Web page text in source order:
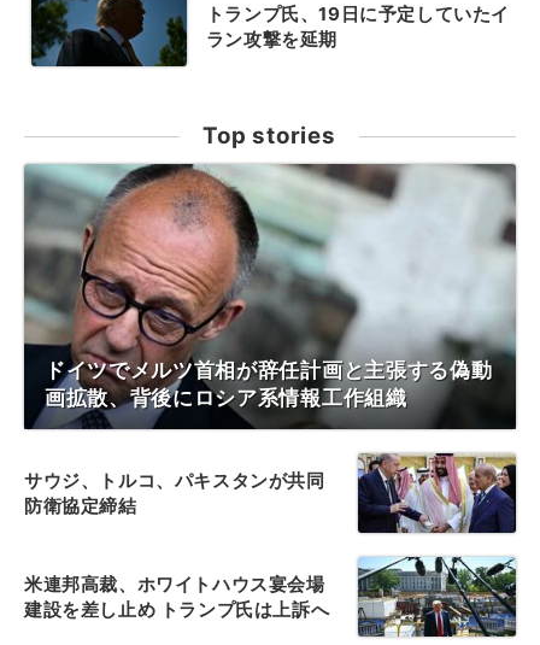
トランプ氏、19日に予定していたイ
ラン攻撃を延期
Top stories
ドイツでメルツ首相が辞任計画と主張する偽動
画拡散、背後にロシア系情報工作組織
サウジ、トルコ、パキスタンが共同
防衛協定締結
米連邦高裁、ホワイトハウス宴会場
建設を差し止め トランプ氏は上訴へ